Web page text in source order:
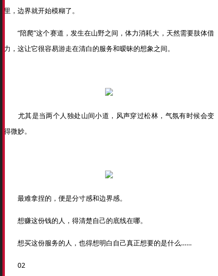
里，边界就开始模糊了。
“陪爬”这个赛道，发生在山野之间，体力消耗大，天然需要肢体借
力，这让它很容易游走在清白的服务和暧昧的想象之间。
尤其是当两个人独处山间小道，风声穿过松林，气氛有时候会变
得微妙。
最难拿捏的，便是分寸感和边界感。
想赚这份钱的人，得清楚自己的底线在哪。
想买这份服务的人，也得想明白自己真正想要的是什么……
02